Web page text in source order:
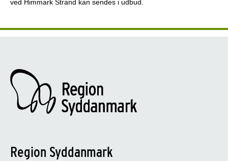
ved Himmark Strand kan sendes i udbud.
Region Syddanmark